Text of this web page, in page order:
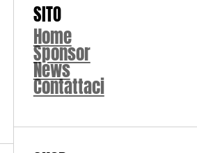
SITO
Home
Sponsor
News
Contattaci